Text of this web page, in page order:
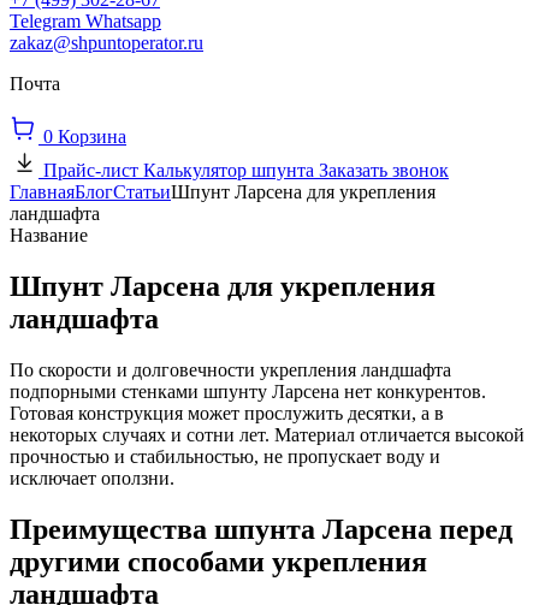
Telegram Whatsapp
zakaz@shpuntoperator.ru
Почта
0 Корзина
Прайс-лист Калькулятор шпунта Заказать звонок
ГлавнаяБлогСтатьиШпунт Ларсена для укрепления
ландшафта
Название
Шпунт Ларсена для укрепления
ландшафта
По скорости и долговечности укрепления ландшафта
подпорными стенками шпунту Ларсена нет конкурентов.
Готовая конструкция может прослужить десятки, а в
некоторых случаях и сотни лет. Материал отличается высокой
прочностью и стабильностью, не пропускает воду и
исключает оползни.
Преимущества шпунта Ларсена перед
другими способами укрепления
ландшафта